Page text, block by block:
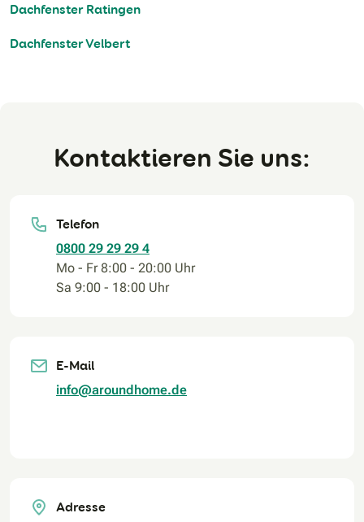
Dachfenster Ratingen
Dachfenster Velbert
Kontaktieren Sie uns:
Telefon
0800 29 29 29 4
Mo - Fr 8:00 - 20:00 Uhr
Sa 9:00 - 18:00 Uhr
E-Mail
info@aroundhome.de
Adresse